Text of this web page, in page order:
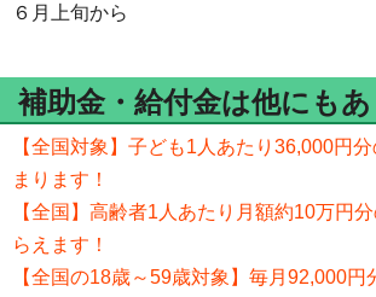
６月上旬から
補助金・給付金は他にもあ
【全国対象】子ども1人あたり36,000円
まります！
【全国】高齢者1人あたり月額約10万円分
らえます！
【全国の18歳～59歳対象】毎月92,000円